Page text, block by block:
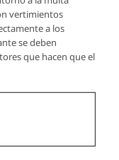
vertimientos
a los
se deben
que hacen que el